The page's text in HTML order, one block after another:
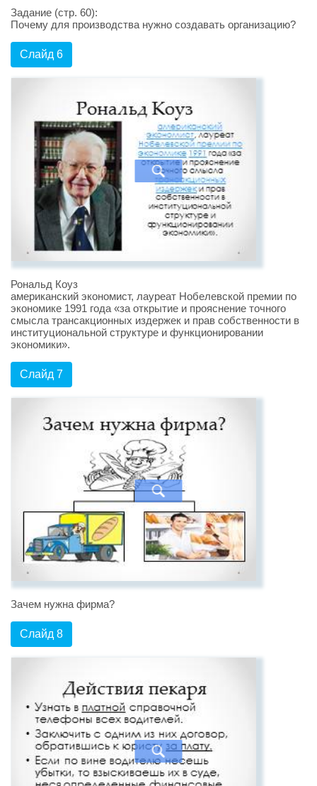
Задание (стр. 60):
Почему для производства нужно создавать организацию?
Слайд 6
Рональд Коуз
американский экономист, лауреат Нобелевской премии по
экономике 1991 года «за открытие и прояснение точного
смысла трансакционных издержек и прав собственности в
институциональной структуре и функционировании
экономики».
Слайд 7
Зачем нужна фирма?
Слайд 8